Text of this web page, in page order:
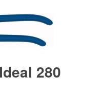
280